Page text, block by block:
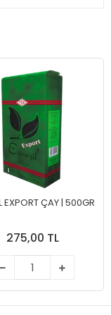
EXPORT ÇAY | 500GR
275,00 TL